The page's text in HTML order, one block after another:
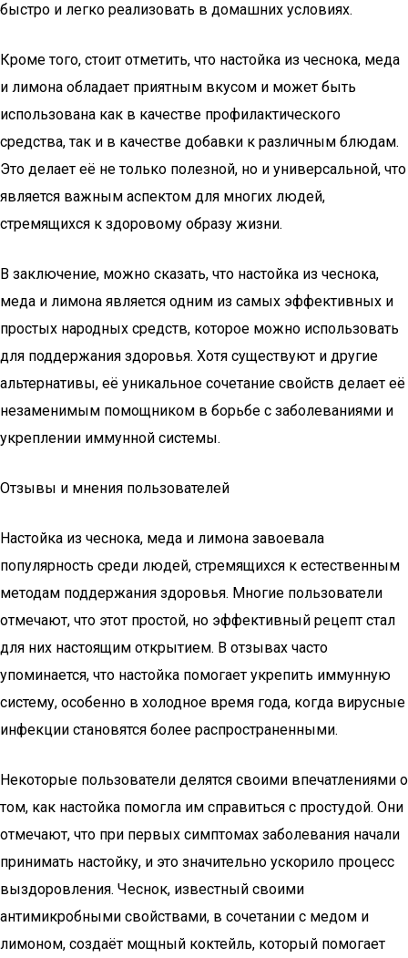
быстро и легко реализовать в домашних условиях.
Кроме того, стоит отметить, что настойка из чеснока, меда
и лимона обладает приятным вкусом и может быть
использована как в качестве профилактического
средства, так и в качестве добавки к различным блюдам.
Это делает её не только полезной, но и универсальной, что
является важным аспектом для многих людей,
стремящихся к здоровому образу жизни.
В заключение, можно сказать, что настойка из чеснока,
меда и лимона является одним из самых эффективных и
простых народных средств, которое можно использовать
для поддержания здоровья. Хотя существуют и другие
альтернативы, её уникальное сочетание свойств делает её
незаменимым помощником в борьбе с заболеваниями и
укреплении иммунной системы.
Отзывы и мнения пользователей
Настойка из чеснока, меда и лимона завоевала
популярность среди людей, стремящихся к естественным
методам поддержания здоровья. Многие пользователи
отмечают, что этот простой, но эффективный рецепт стал
для них настоящим открытием. В отзывах часто
упоминается, что настойка помогает укрепить иммунную
систему, особенно в холодное время года, когда вирусные
инфекции становятся более распространенными.
Некоторые пользователи делятся своими впечатлениями о
том, как настойка помогла им справиться с простудой. Они
отмечают, что при первых симптомах заболевания начали
принимать настойку, и это значительно ускорило процесс
выздоровления. Чеснок, известный своими
антимикробными свойствами, в сочетании с медом и
лимоном, создаёт мощный коктейль, который помогает